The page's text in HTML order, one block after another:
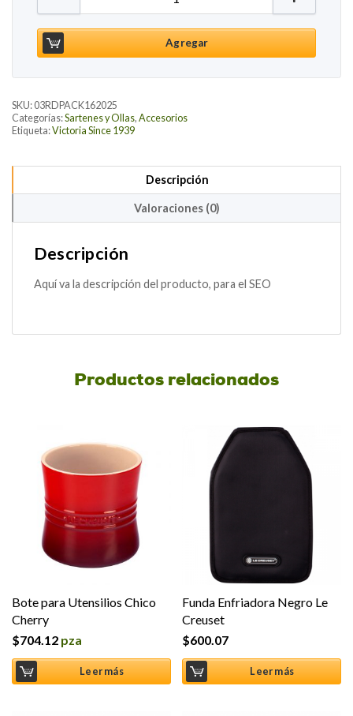
Agregar
SKU: 03RDPACK162025
Categorías:Sartenes y Ollas, Accesorios
Etiqueta:Victoria Since 1939
Descripción
Valoraciones (0)
Descripción
Aquí va la descripción del producto, para el SEO
Productos relacionados
Bote para Utensilios Chico
Cherry
$704.12 pza
Leer más
Funda Enfriadora Negro Le
Creuset
$600.07
Leer más